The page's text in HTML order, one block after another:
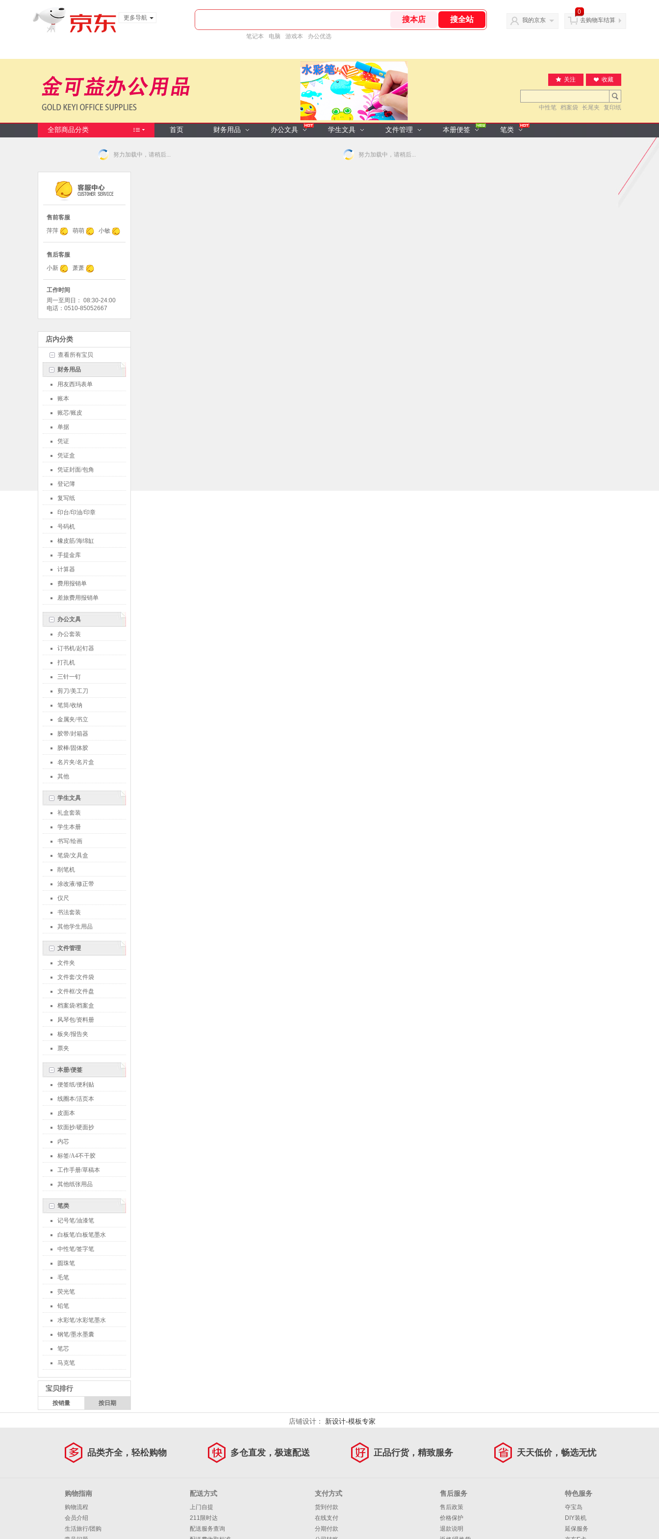
更多导航
笔记本 电脑 游戏本 办公优选
我的京东
0
去购物车结算
收藏
关注
中性笔 档案袋 长尾夹 复印纸
全部商品分类 首页 财务用品 办公文具 学生文具 文件管理 本册便签 笔类
努力加载中，请稍后...
售前客服
萍萍
萌萌 小敏
售后客服
小新
萧萧
工作时间
周一至周日： 08:30-24:00
电话：0510-85052667
店内分类
查看所有宝贝
财务用品
用友西玛表单
账本
账芯/账皮
单据
凭证
凭证盒
凭证封面/包角
登记簿
复写纸
印台/印油/印章
号码机
橡皮筋/海绵缸
手提金库
计算器
费用报销单
差旅费用报销单
办公文具
办公套装
订书机/起钉器
打孔机
三针一钉
剪刀/美工刀
笔筒/收纳
金属夹/书立
胶带/封箱器
胶棒/固体胶
名片夹/名片盒
其他
学生文具
礼盒套装
学生本册
书写/绘画
笔袋/文具盒
削笔机
涂改液/修正带
仪尺
书法套装
其他学生用品
文件管理
文件夹
文件套/文件袋
文件框/文件盘
档案袋/档案盒
风琴包/资料册
板夹/报告夹
票夹
本册/便签
便签纸/便利贴
线圈本/活页本
皮面本
软面抄/硬面抄
内芯
标签/A4不干胶
工作手册/草稿本
其他纸张用品
笔类
记号笔/油漆笔
白板笔/白板笔墨水
中性笔/签字笔
圆珠笔
毛笔
荧光笔
铅笔
水彩笔/水彩笔墨水
钢笔/墨水墨囊
笔芯
马克笔
宝贝排行
按销量 按日期
努力加载中，请稍后...
店铺设计： 新设计-模板专家
品类齐全，轻松购物 多仓直发，极速配送 正品行货，精致服务 天天低价，畅选无忧
购物指南
购物流程
会员介绍
生活旅行/团购
配送方式
上门自提
211限时达
配送服务查询
支付方式
货到付款
在线支付
分期付款
售后服务
售后政策
价格保护
退款说明
特色服务
夺宝岛
DIY装机
延保服务